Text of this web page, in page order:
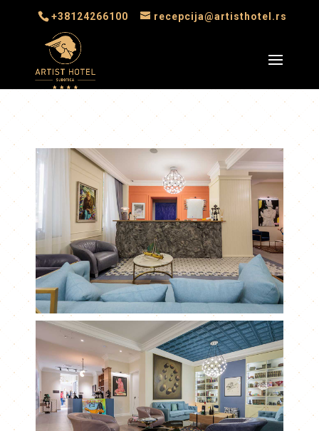
+38124266100 recepcija@artisthotel.rs